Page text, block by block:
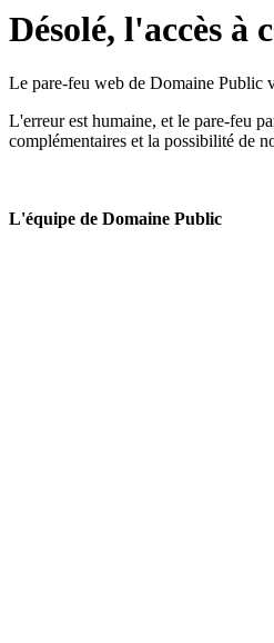
Désolé, l'accès à
Le pare-feu web de Domaine Public
L'erreur est humaine, et le pare-feu
complémentaires et la possibilité de
L'équipe de Domaine Public